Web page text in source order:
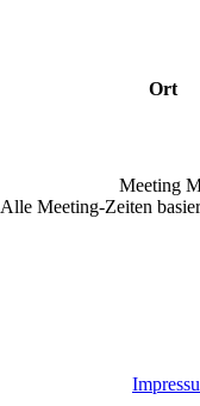
Ort
Meeting
Alle Meeting-Zeiten